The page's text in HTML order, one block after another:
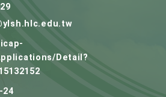
Detail?
24